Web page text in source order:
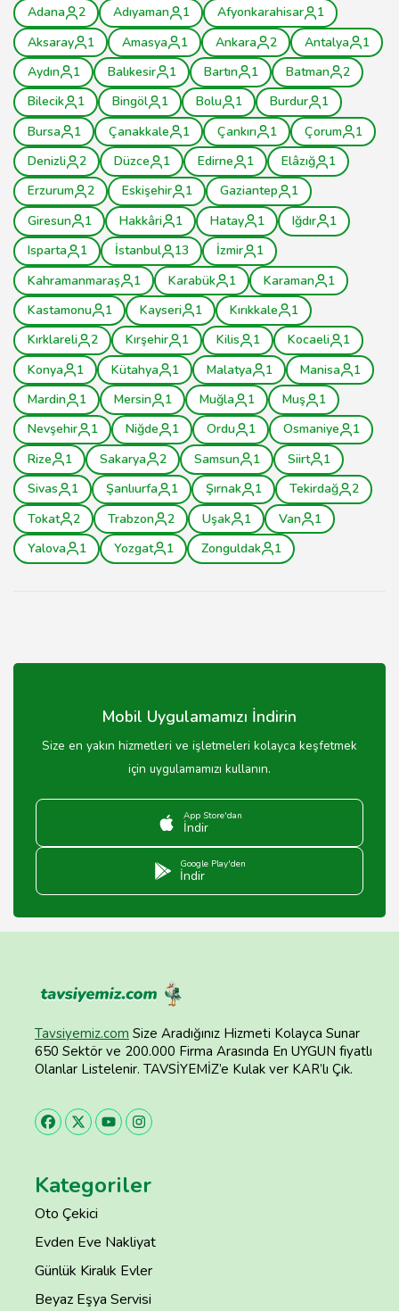
Adana 2 Adıyaman 1 Afyonkarahisar
1
Aksaray
1 Amasya 1 Ankara 2 Antalya
1
Aydın
1 Balıkesir 1 Bartın 1 Batman
2
Bilecik
1 Bingöl 1 Bolu 1 Burdur
1
Bursa
1 Çanakkale 1 Çankırı 1 Çorum
1
Denizli
2 Düzce 1 Edirne 1 Elâzığ
1
Erzurum
2 Eskişehir 1 Gaziantep
1
Giresun
1 Hakkâri 1 Hatay 1 Iğdır
1
Isparta
1 İstanbul 13 İzmir
1
Kahramanmaraş
1 Karabük 1 Karaman
1
Kastamonu
1 Kayseri 1 Kırıkkale
1
Kırklareli
2 Kırşehir 1 Kilis 1 Kocaeli
1
Konya
1 Kütahya 1 Malatya 1 Manisa
1
Mardin
1 Mersin 1 Muğla 1 Muş
1
Nevşehir
1 Niğde 1 Ordu 1 Osmaniye
1
Rize
1 Sakarya 2 Samsun 1 Siirt
1
Sivas
1 Şanlıurfa 1 Şırnak 1 Tekirdağ
2
Tokat
2 Trabzon 2 Uşak 1 Van
1
Yalova
1 Yozgat 1 Zonguldak 1
Mobil Uygulamamızı İndirin
Size en yakın hizmetleri ve işletmeleri kolayca keşfetmek
için uygulamamızı kullanın.
App Store'dan
İndir
Google Play'den
İndir
Tavsiyemiz.com Size Aradığınız Hizmeti Kolayca Sunar
650 Sektör ve 200.000 Firma Arasında En UYGUN fiyatlı
Olanlar Listelenir. TAVSİYEMİZ’e Kulak ver KAR’lı Çık.
Kategoriler
Oto Çekici
Evden Eve Nakliyat
Günlük Kiralık Evler
Beyaz Eşya Servisi